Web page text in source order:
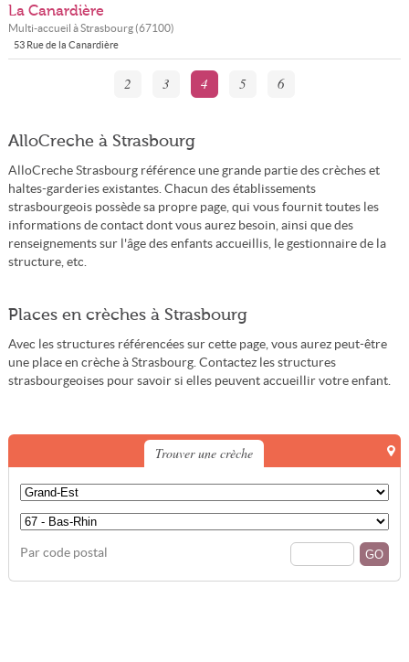
La Canardière
Multi-accueil àStrasbourg(67100)
53 Rue de la Canardière
2 3 4 5 6
AlloCreche à Strasbourg
AlloCreche Strasbourg référence une grande partie des crèches et
haltes-garderies existantes. Chacun des établissements
strasbourgeois possède sa propre page, qui vous fournit toutes les
informations de contact dont vous aurez besoin, ainsi que des
renseignements sur l'âge des enfants accueillis, le gestionnaire de la
structure, etc.
Places en crèches à Strasbourg
Avec les structures référencées sur cette page, vous aurez peut-être
une place en crèche à Strasbourg. Contactez les structures
strasbourgeoises pour savoir si elles peuvent accueillir votre enfant.
Trouver une crèche
Par code postal